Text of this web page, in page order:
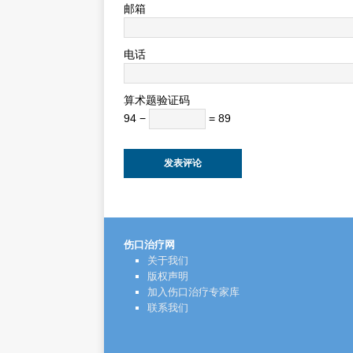
邮箱
电话
算术题验证码
94 −
= 89
伤口治疗网
关于我们
版权声明
加入伤口治疗专家库
联系我们